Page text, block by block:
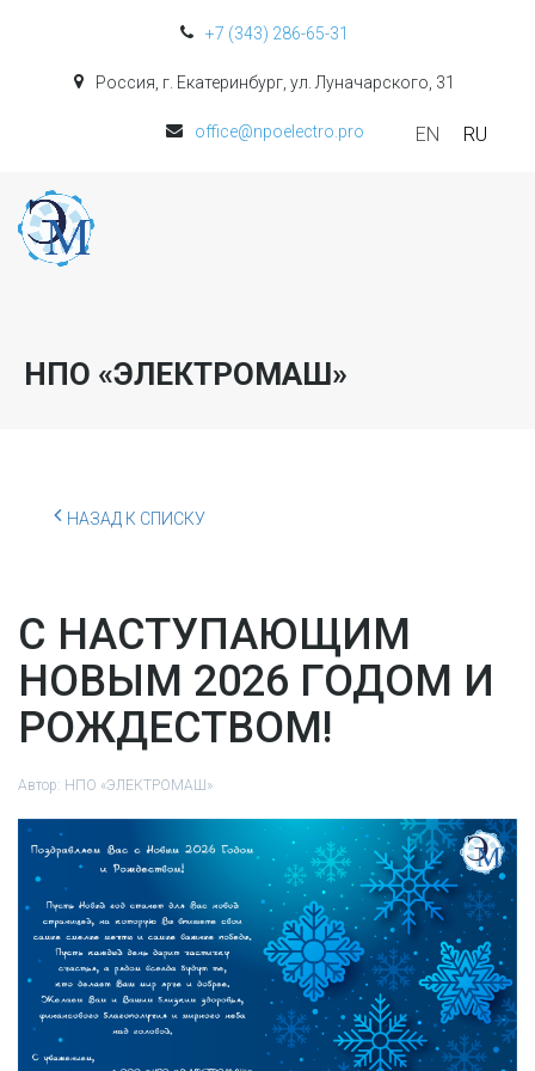
+7 (343) 286-65-31
Россия, г. Екатеринбург, ул. Луначарского, 31
office@npoelectro.pro EN RU
НПО «ЭЛЕКТРОМАШ»
НАЗАД К СПИСКУ
С НАСТУПАЮЩИМ
НОВЫМ 2026 ГОДОМ И
РОЖДЕСТВОМ!
Автор: НПО «ЭЛЕКТРОМАШ»